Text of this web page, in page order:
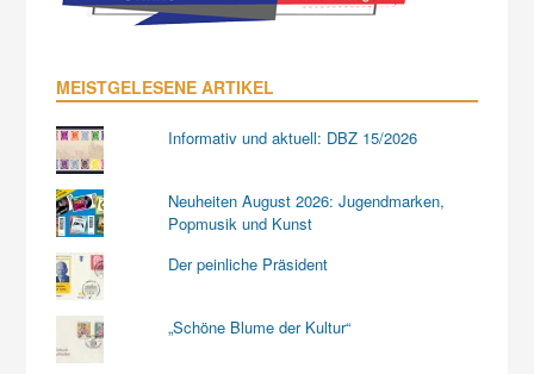
MEISTGELESENE ARTIKEL
Informativ und aktuell: DBZ 15/2026
Neuheiten August 2026: Jugendmarken,
Popmusik und Kunst
Der peinliche Präsident
„Schöne Blume der Kultur“